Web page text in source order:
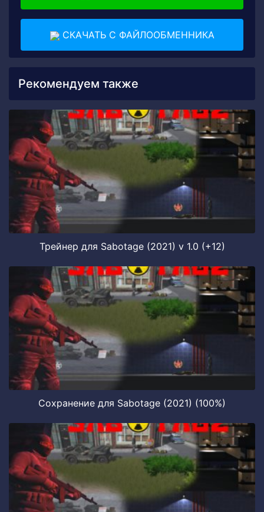
СКАЧАТЬ С ФАЙЛООБМЕННИКА
Рекомендуем также
Трейнер для Sabotage (2021) v 1.0 (+12)
Сохранение для Sabotage (2021) (100%)